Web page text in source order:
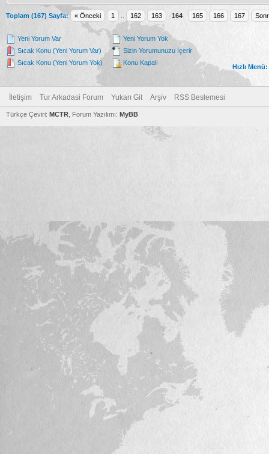
Toplam (167) Sayfa: « Önceki 1 162 163 164 165 166 167
Yeni Yorum Var
Sıcak Konu (Yeni Yorum Var)
Sıcak Konu (Yeni Yorum Yok)
Yeni Yorum Yok
Sizin Yorumunuzu İçerir
Konu Kapalı
Hızlı Menü:
İletişim Tur Arkadasi Forum Yukarı Git Arşiv RSS Beslemesi
Türkçe Çeviri: MCTR , Forum Yazılımı: MyBB